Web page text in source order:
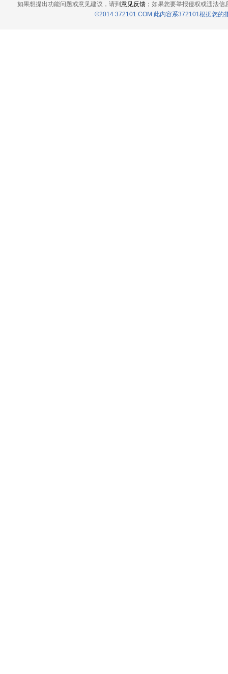
如果想提出功能问题或意见建议，请到 意见反馈 ；如果您要举报侵权或违法信
©2014 372101.COM 此内容系372101根据您的